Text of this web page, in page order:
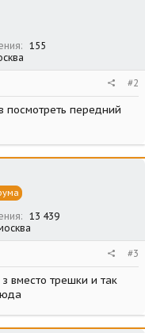
155
#2
посмотреть передний
13 439
#3
вместо трешки и так